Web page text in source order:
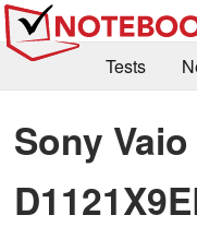
Tests
Kaufberatung
Forum
Sony